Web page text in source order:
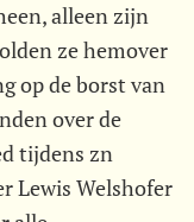
alleen zijn
ze hemover
op de borst van
over de
tijdens zn
Lewis Welshofer